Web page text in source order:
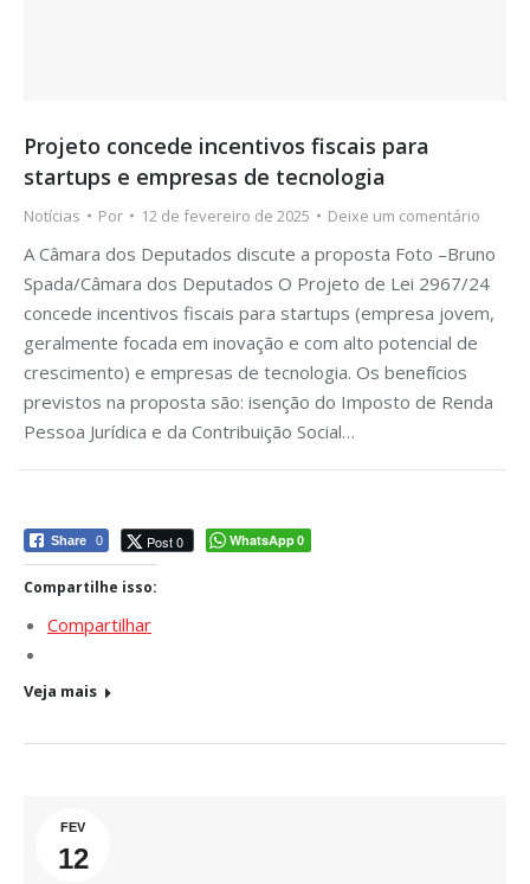
Projeto concede incentivos fiscais para
startups e empresas de tecnologia
Notícias Por 12 de fevereiro de 2025 Deixe um comentário
A Câmara dos Deputados discute a proposta Foto –Bruno
Spada/Câmara dos Deputados O Projeto de Lei 2967/24
concede incentivos fiscais para startups (empresa jovem,
geralmente focada em inovação e com alto potencial de
crescimento) e empresas de tecnologia. Os benefícios
previstos na proposta são: isenção do Imposto de Renda
Pessoa Jurídica e da Contribuição Social…
Share 0 Post 0 WhatsApp0
Compartilhe isso:
Compartilhar
Veja mais
FEV
12